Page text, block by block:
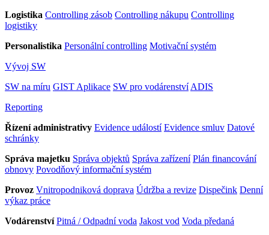
Logistika Controlling zásob Controlling nákupu Controlling
logistiky
Personalistika Personální controlling Motivační systém
Vývoj SW
SW na míru GIST Aplikace SW pro vodárenství ADIS
Reporting
Řízení administrativy Evidence událostí Evidence smluv Datové
schránky
Správa majetku Správa objektů Správa zařízení Plán financování
obnovy Povodňový informační systém
Provoz Vnitropodniková doprava Údržba a revize Dispečink Denní
výkaz práce
Vodárenství Pitná / Odpadní voda Jakost vod Voda předaná